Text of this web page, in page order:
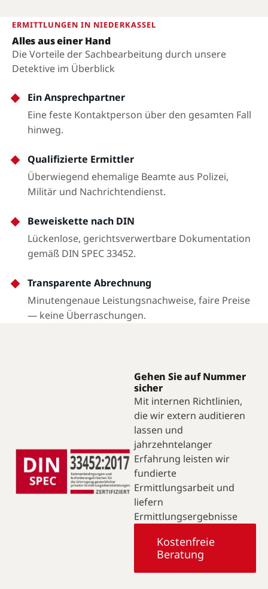
ERMITTLUNGEN IN NIEDERKASSEL
Alles aus einer Hand
Die Vorteile der Sachbearbeitung durch unsere
Detektive im Überblick
Ein Ansprechpartner
Eine feste Kontaktperson über den gesamten Fall
hinweg.
Qualifizierte Ermittler
Überwiegend ehemalige Beamte aus Polizei,
Militär und Nachrichtendienst.
Beweiskette nach DIN
Lückenlose, gerichtsverwertbare Dokumentation
gemäß DIN SPEC 33452.
Transparente Abrechnung
Minutengenaue Leistungsnachweise, faire Preise
— keine Überraschungen.
Gehen Sie auf Nummer
sicher
Mit internen Richtlinien,
die wir extern auditieren
lassen und
jahrzehntelanger
Erfahrung leisten wir
fundierte
Ermittlungsarbeit und
liefern
Ermittlungsergebnisse
Kostenfreie
Beratung